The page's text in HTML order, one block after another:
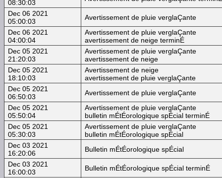
08:30:03
Dec 06 2021
05:00:03
Avertissement de pluie verglaÇante
Dec 06 2021
04:00:04
Avertissement de pluie verglaÇante
avertissement de neige terminÉ
Dec 05 2021
21:20:03
Avertissement de pluie verglaÇante
avertissement de neige
Dec 05 2021
18:10:03
Avertissement de neige
avertissement de pluie verglaÇante
Dec 05 2021
06:50:03
Avertissement de pluie verglaÇante
Dec 05 2021
05:50:04
Avertissement de pluie verglaÇante
bulletin mÉtÉorologique spÉcial terminÉ
Dec 05 2021
05:30:03
Avertissement de pluie verglaÇante
bulletin mÉtÉorologique spÉcial
Dec 03 2021
16:20:06
Bulletin mÉtÉorologique spÉcial
Dec 03 2021
16:00:03
Bulletin mÉtÉorologique spÉcial terminÉ